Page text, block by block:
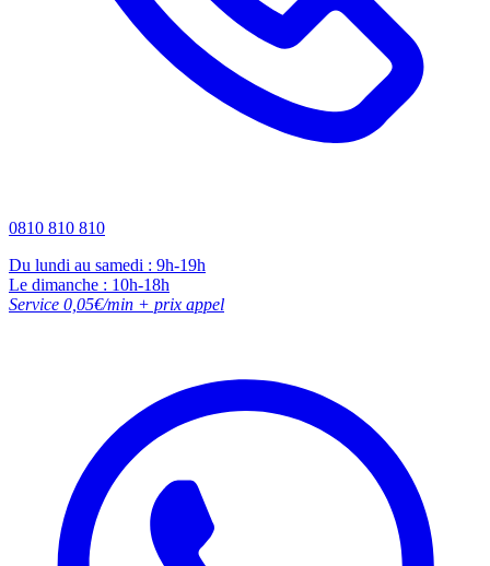
0810 810 810
Du lundi au samedi : 9h-19h
Le dimanche : 10h-18h
Service 0,05€/min + prix appel